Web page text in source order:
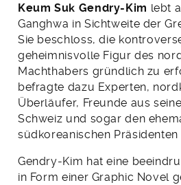
Keum Suk Gendry-Kim lebt
Ganghwa in Sichtweite der
Sie beschloss, die
geheimnisvolle Figur des
Machthabers gründlich zu
befragte dazu Experten,
Überläufer, Freunde aus
Schweiz und sogar den
südkoreanischen
Gendry-Kim hat eine
in Form einer Graphic Novel